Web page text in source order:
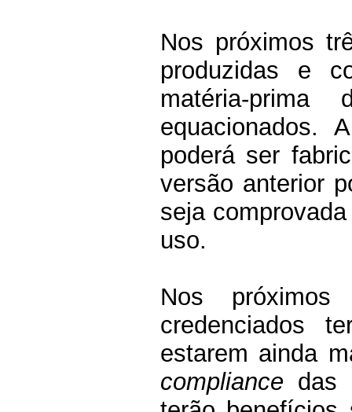
Nos próximos
produzidas e
matéria-prima
equacionados.
poderá ser
versão anterior
seja
uso.
Nos
credenciados
estarem ainda
compliance das